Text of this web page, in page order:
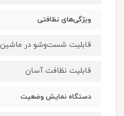
ویژگی‌های نظافتی
قابلیت شست‌وشو در
قابلیت نظافت آسان
دستگاه نمایش وضعیت